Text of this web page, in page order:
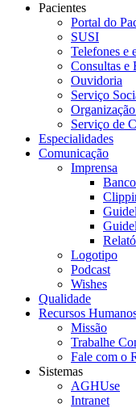
Pacientes
Portal do
SUSI
Telefones e
Consultas e
Ouvidoria
Serviço
Serviço de
Especialidades
Comunicação
Imprensa
Logotipo
Podcast
Wishes
Qualidade
Recursos
Missão
Trabalhe
Fale com o
Sistemas
AGHUse
Intranet